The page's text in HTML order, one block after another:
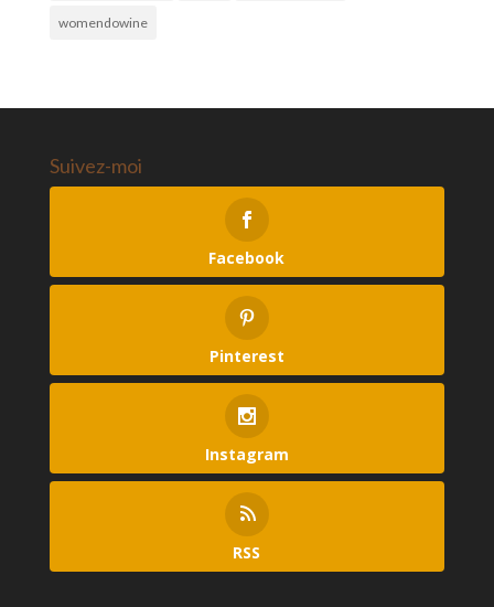
womendowine
Suivez-moi
Facebook
Pinterest
Instagram
RSS